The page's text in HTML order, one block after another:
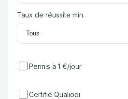
Taux de réussite min.
Permis à 1 €/jour
Certifié Qualiopi